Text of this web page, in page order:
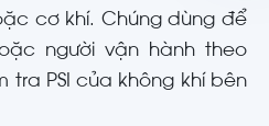
cơ khí. Chúng dùng để
người vận hành theo
tra PSI của không khí bên